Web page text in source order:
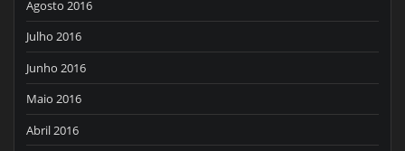
Agosto 2016
Julho 2016
Junho 2016
Maio 2016
Abril 2016